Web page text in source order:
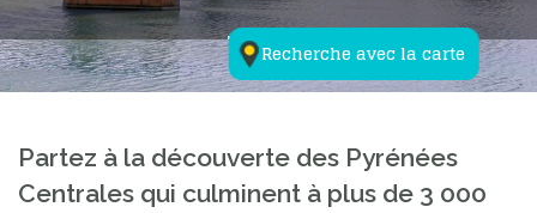
Recherche avec la carte
Partez à la découverte des Pyrénées
Centrales qui culminent à plus de 3 000